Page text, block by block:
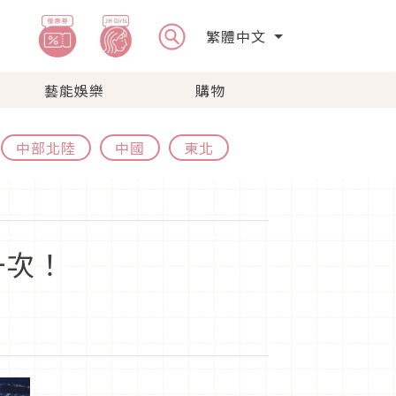
繁體中文
藝能娛樂 購物
中部北陸 中國 東北
！